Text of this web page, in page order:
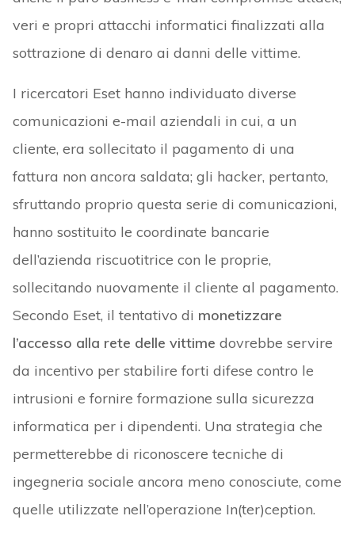
veri e propri attacchi informatici finalizzati alla
sottrazione di denaro ai danni delle vittime.
I ricercatori Eset hanno individuato diverse
comunicazioni e-mail aziendali in cui, a un
cliente, era sollecitato il pagamento di una
fattura non ancora saldata; gli hacker, pertanto,
sfruttando proprio questa serie di comunicazioni,
hanno sostituito le coordinate bancarie
dell’azienda riscuotitrice con le proprie,
sollecitando nuovamente il cliente al pagamento.
Secondo Eset, il tentativo di monetizzare
l’accesso alla rete delle vittime dovrebbe servire
da incentivo per stabilire forti difese contro le
intrusioni e fornire formazione sulla sicurezza
informatica per i dipendenti. Una strategia che
permetterebbe di riconoscere tecniche di
ingegneria sociale ancora meno conosciute, come
quelle utilizzate nell’operazione In(ter)ception.